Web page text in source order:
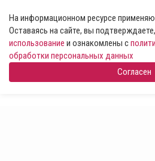
На информационном ресурсе
Оставаясь на сайте, вы
использование и ознакомлены с
обработки персональных данных
Согласен